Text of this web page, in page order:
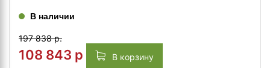
В наличии
197 838 р.
108 843 р В корзину